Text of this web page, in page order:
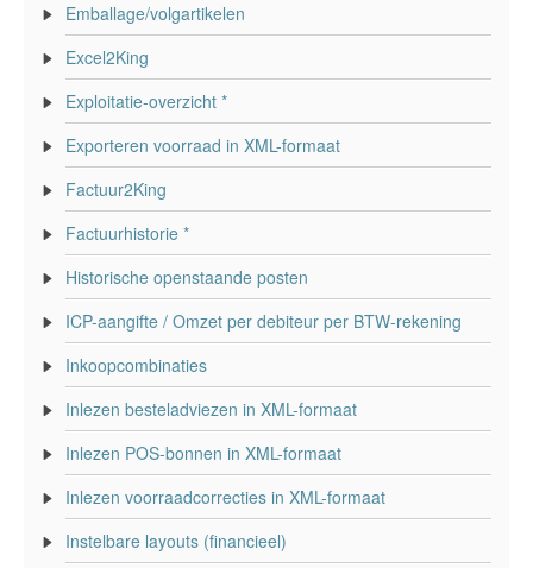
Emballage/volgartikelen
Excel2King
Exploitatie-overzicht *
Exporteren voorraad in XML-formaat
Factuur2King
Factuurhistorie *
Historische openstaande posten
ICP-aangifte / Omzet per debiteur per BTW-rekening
Inkoopcombinaties
Inlezen besteladviezen in XML-formaat
Inlezen POS-bonnen in XML-formaat
Inlezen voorraadcorrecties in XML-formaat
Instelbare layouts (financieel)